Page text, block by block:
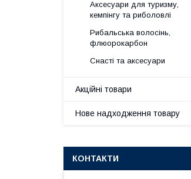
Аксесуари для туризму,
кемпінгу та риболовлі
Рибальська волосінь,
флюорокарбон
Снасті та аксесуари
Акційні товари
Нове надходження товару
КОНТАКТИ